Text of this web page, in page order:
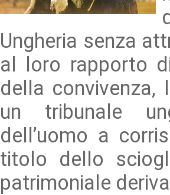
Ungheria senza
al loro rapporto
della
un tribunale
dell’uomo a
titolo dello
patrimoniale